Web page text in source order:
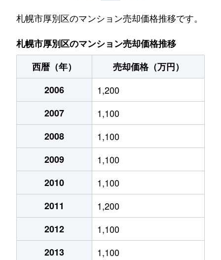
厚別中央１条
2,900万円
さっぽろ(札幌市営)
厚別中央１条
2,800万円
さっぽろ(札幌市営)
厚別中央１条
4,800万円
新さっぽろ
厚別中央１条
6,100万円
厚別中央１条
6,200万円
厚別中央１条
3,900万円
厚別中央１条
2,000万円
厚別中央１条
1,600万円
厚別中央１条
1,800万円
厚別中央１条
1,800万円
厚別中央２条
3,500万円
札幌市厚別区のマンション売却価格推移です。
札幌市厚別区のマンション売却価格推移
西暦（年）
売却価格（万円）
2006
1,200
2007
1,100
2008
1,100
2009
1,100
2010
1,100
2011
1,200
2012
1,100
2013
1,100